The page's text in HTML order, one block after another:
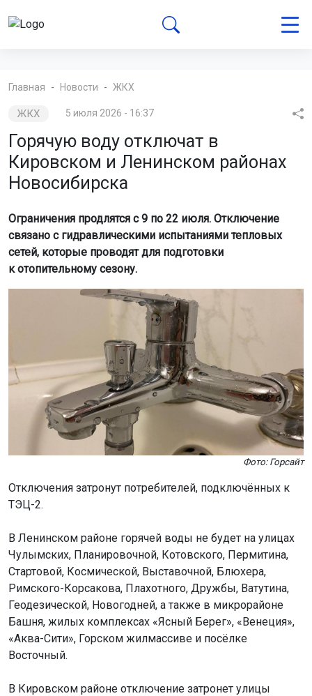
Главная Новости ЖКХ
ЖКХ 5 июля 2026 - 16:37
Горячую воду отключат в
Кировском и Ленинском районах
Новосибирска
Ограничения продлятся с 9 по 22 июля. Отключение
связано с гидравлическими испытаниями тепловых
сетей, которые проводят для подготовки
к отопительному сезону.
Фото: Горсайт
Отключения затронут потребителей, подключённых к
ТЭЦ-2.
В Ленинском районе горячей воды не будет на улицах
Чулымских, Планировочной, Котовского, Пермитина,
Стартовой, Космической, Выставочной, Блюхера,
Римского-Корсакова, Плахотного, Дружбы, Ватутина,
Геодезической, Новогодней, а также в микрорайоне
Башня, жилых комплексах «Ясный Берег», «Венеция»,
«Аква-Сити», Горском жилмассиве и посёлке
Восточный.
В Кировском районе отключение затронет улицы